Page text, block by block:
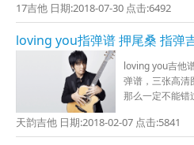
17吉他 日期:2018-07-30 点击:6492
loving you指弹谱 押尾桑 指弹
loving you吉他
弹谱，三张高清
那么一定不能错
天韵吉他 日期:2018-02-07 点击:5841